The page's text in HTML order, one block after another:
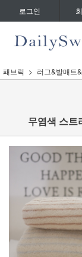
로그인
패브릭 러그&발매트
무염색 스